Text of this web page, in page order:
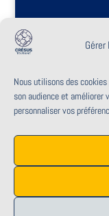
Nous utilisons des
son audience et améliorer
personnaliser vos
Du lundi au venrdredi,
Uniquement sur
Contact